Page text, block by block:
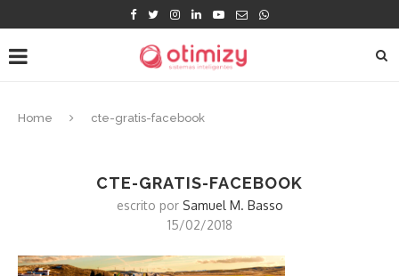
Home cte-gratis-facebook
CTE-GRATIS-FACEBOOK
escrito por Samuel M. Basso
15/02/2018